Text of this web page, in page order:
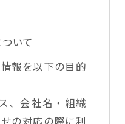
いて
報を以下の目的
、会社名・組織